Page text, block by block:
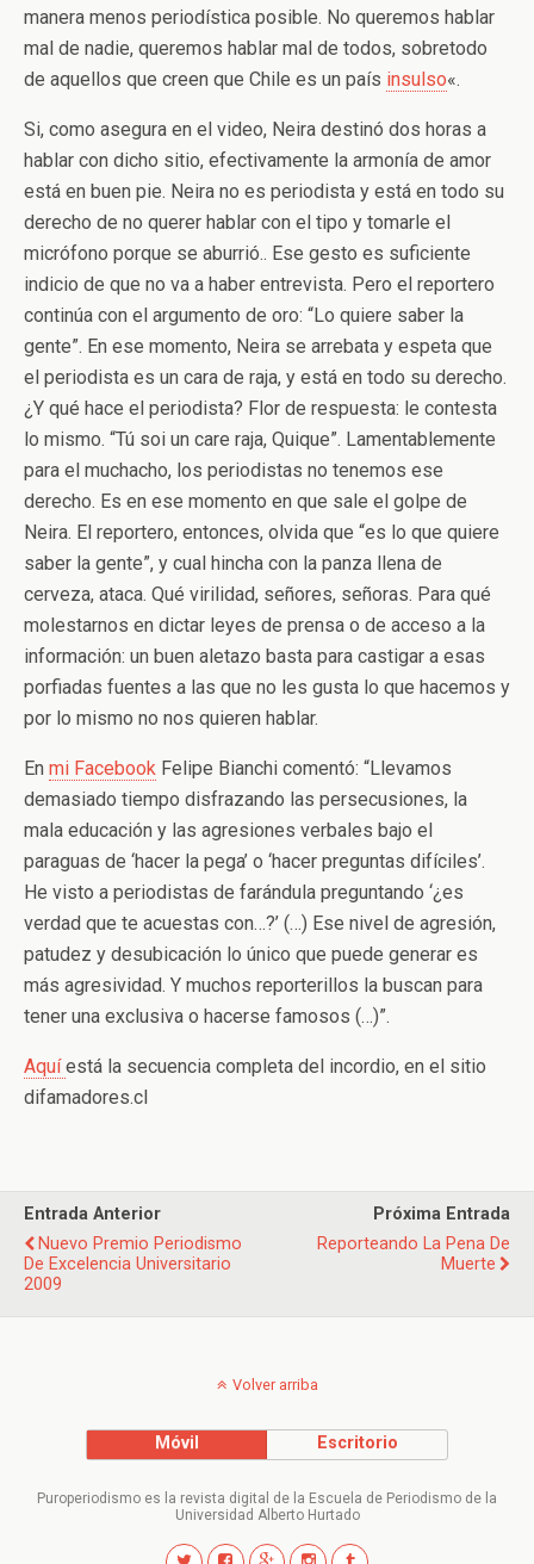
manera menos periodística posible. No queremos hablar
mal de nadie, queremos hablar mal de todos, sobretodo
de aquellos que creen que Chile es un país insulso«.
Si, como asegura en el video, Neira destinó dos horas a
hablar con dicho sitio, efectivamente la armonía de amor
está en buen pie. Neira no es periodista y está en todo su
derecho de no querer hablar con el tipo y tomarle el
micrófono porque se aburrió.. Ese gesto es suficiente
indicio de que no va a haber entrevista. Pero el reportero
continúa con el argumento de oro: “Lo quiere saber la
gente”. En ese momento, Neira se arrebata y espeta que
el periodista es un cara de raja, y está en todo su derecho.
¿Y qué hace el periodista? Flor de respuesta: le contesta
lo mismo. “Tú soi un care raja, Quique”. Lamentablemente
para el muchacho, los periodistas no tenemos ese
derecho. Es en ese momento en que sale el golpe de
Neira. El reportero, entonces, olvida que “es lo que quiere
saber la gente”, y cual hincha con la panza llena de
cerveza, ataca. Qué virilidad, señores, señoras. Para qué
molestarnos en dictar leyes de prensa o de acceso a la
información: un buen aletazo basta para castigar a esas
porfiadas fuentes a las que no les gusta lo que hacemos y
por lo mismo no nos quieren hablar.
En mi Facebook Felipe Bianchi comentó: “Llevamos
demasiado tiempo disfrazando las persecusiones, la
mala educación y las agresiones verbales bajo el
paraguas de ‘hacer la pega’ o ‘hacer preguntas difíciles’.
He visto a periodistas de farándula preguntando ‘¿es
verdad que te acuestas con…?’ (…) Ese nivel de agresión,
patudez y desubicación lo único que puede generar es
más agresividad. Y muchos reporterillos la buscan para
tener una exclusiva o hacerse famosos (…)”.
Aquíestá la secuencia completa del incordio, en el sitio
difamadores.cl
Entrada Anterior
Nuevo Premio Periodismo
De Excelencia Universitario
2009
Próxima Entrada
Reporteando La Pena De
Muerte
Volver arriba
Móvil Escritorio
Puroperiodismo es la revista digital de la Escuela de Periodismo de la
Universidad Alberto Hurtado